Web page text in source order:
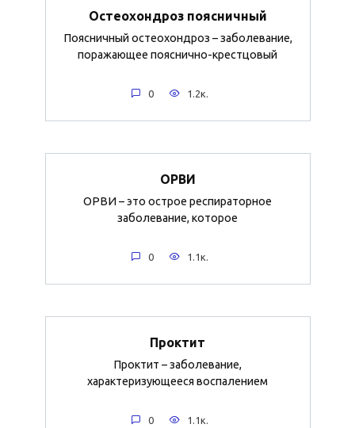
Остеохондроз поясничный
Поясничный остеохондроз – заболевание,
поражающее пояснично-крестцовый
0 1.2к.
ОРВИ
ОРВИ – это острое респираторное
заболевание, которое
0 1.1к.
Проктит
Проктит – заболевание,
характеризующееся воспалением
0 1.1к.